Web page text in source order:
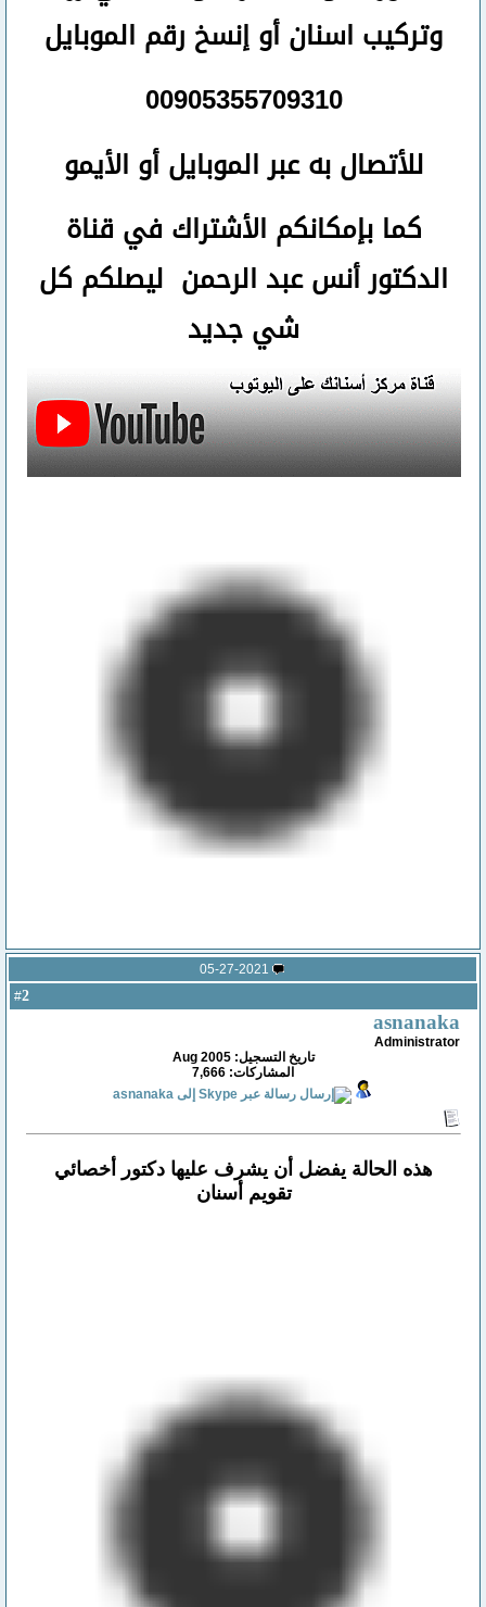
وتركيب اسنانأوإنسخ رقم الموبايل
00905355709310
للأتصالبه عبر الموبايل أو الأيمو
كما بإمكانكم الأشتراك في قناة
الدكتور أنس عبد الرحمن ليصلكم كل
شي جديد
05-27-2021
2
asnanaka
Administrator
تاريخ التسجيل: Aug 2005
المشاركات: 7,666
هذه الحالة يفضل أن يشرف عليها دكتور أخصائي
تقويم أسنان